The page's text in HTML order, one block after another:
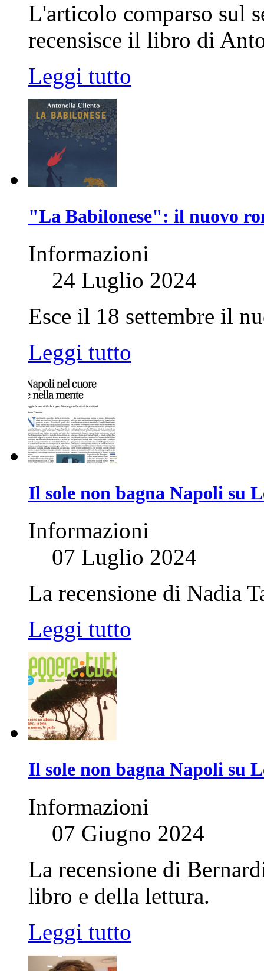
L'articolo comparso sul
recensisce il libro di
Leggi tutto
"La Babilonese": il nuovo
Informazioni
24 Luglio 2024
Esce il 18 settembre il
Leggi tutto
Il sole non bagna Napoli su
Informazioni
07 Luglio 2024
La recensione di Nadia
Leggi tutto
Il sole non bagna Napoli su
Informazioni
07 Giugno 2024
La recensione di
libro e della lettura.
Leggi tutto